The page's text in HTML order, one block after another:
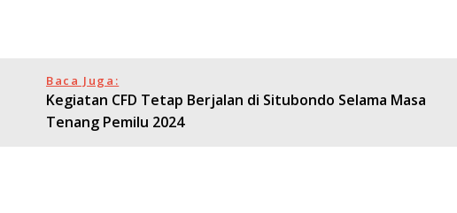
Baca Juga:
Kegiatan CFD Tetap Berjalan di Situbondo Selama Masa
Tenang Pemilu 2024